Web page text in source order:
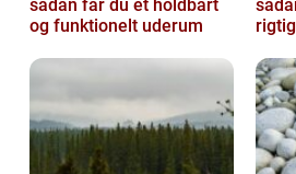
sådan får du et holdbart
og funktionelt uderum